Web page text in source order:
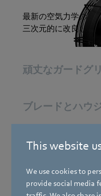
This website
We use cookies to
provide social media
最新の空気力学の知
三次元的に改良し、
頑丈なガードグ
ブレードとハウ
溝付きブレード
ディフューザー